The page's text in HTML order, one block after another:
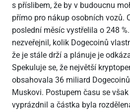
s příslibem, že by v budoucnu
přímo pro nákup osobních vozů.
poslední měsíc vystřelila o 248
nezveřejnil, kolik Dogecoinů
že je stále drží a plánuje je
Spekuluje se, že největší
obsahovala 36 miliard
Muskovi. Postupem času se
vyprázdnil a částka byla